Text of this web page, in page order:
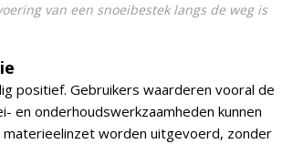
van een snoeibestek langs de weg is
positief. Gebruikers waarderen vooral de
en onderhoudswerkzaamheden kunnen
worden uitgevoerd, zonder